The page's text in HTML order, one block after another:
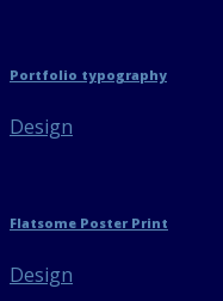
Portfolio typography
Design
Flatsome Poster Print
Design